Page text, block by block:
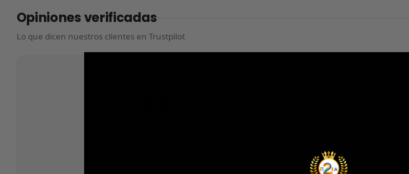
Opiniones verificadas
Lo que dicen nuestros clientes en Trustpilot